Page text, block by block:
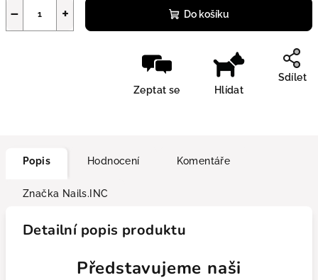
+
− Do košíku
Zeptat se Hlídat
Sdílet
Popis Hodnocení Komentáře
Značka Nails.INC
Detailní popis produktu
Představujeme naši